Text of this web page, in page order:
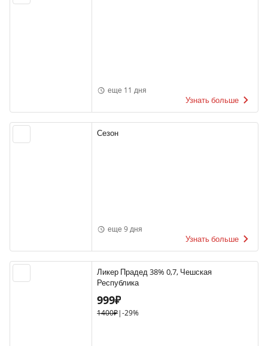
еще 11 дня
Узнать больше
Сезон
еще 9 дня
Узнать больше
Ликер Прадед 38% 0,7, Чешская
Республика
999₽
1400₽|-29%